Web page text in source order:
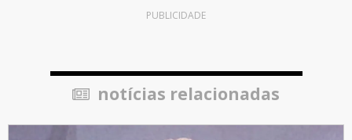
PUBLICIDADE
notícias relacionadas